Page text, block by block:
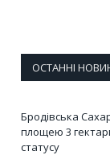
ОСТАННІ
Бродівська
площею 3
статусу